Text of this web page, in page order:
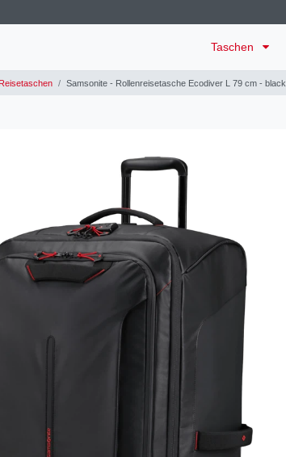
Taschen
Reisetaschen Samsonite - Rollenreisetasche Ecodiver L 79 cm - black